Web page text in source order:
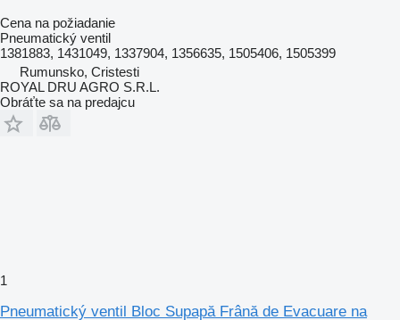
Cena na požiadanie
Pneumatický ventil
1381883, 1431049, 1337904, 1356635, 1505406, 1505399
Rumunsko, Cristesti
ROYAL DRU AGRO S.R.L.
Obráťte sa na predajcu
1
Pneumatický ventil Bloc Supapă Frână de Evacuare na